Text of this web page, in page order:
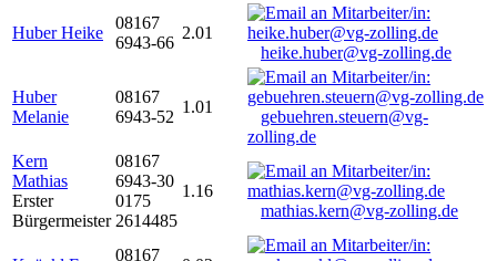
Huber Heike
08167
6943-66
2.01
heike.huber@vg-zolling.de
Huber
Melanie
08167
6943-52
1.01
gebuehren.steuern@vg-
zolling.de
Kern
Mathias
Erster
Bürgermeister
08167
6943-30
0175
2614485
1.16
mathias.kern@vg-zolling.de
08167